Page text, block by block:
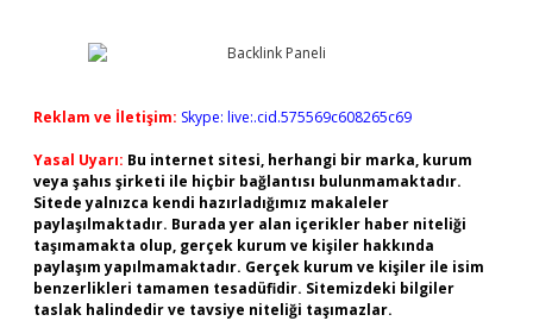
Reklam ve İletişim: Skype: live:.cid.575569c608265c69
Yasal Uyarı: Bu internet sitesi, herhangi bir marka, kurum
veya şahıs şirketi ile hiçbir bağlantısı bulunmamaktadır.
Sitede yalnızca kendi hazırladığımız makaleler
paylaşılmaktadır. Burada yer alan içerikler haber niteliği
taşımamakta olup, gerçek kurum ve kişiler hakkında
paylaşım yapılmamaktadır. Gerçek kurum ve kişiler ile isim
benzerlikleri tamamen tesadüfidir. Sitemizdeki bilgiler
taslak halindedir ve tavsiye niteliği taşımazlar.